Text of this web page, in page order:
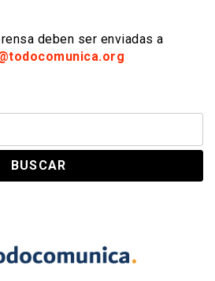
deben ser enviadas a